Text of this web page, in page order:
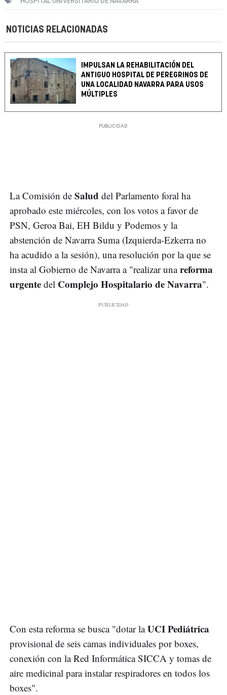
NOTICIAS RELACIONADAS
IMPULSAN LA REHABILITACIÓN DEL
ANTIGUO HOSPITAL DE PEREGRINOS DE
UNA LOCALIDAD NAVARRA PARA USOS
MÚLTIPLES
La Comisión de Salud del Parlamento foral ha
aprobado este miércoles, con los votos a favor de
PSN, Geroa Bai, EH Bildu y Podemos y la
abstención de Navarra Suma (Izquierda-Ezkerra no
ha acudido a la sesión), una resolución por la que se
insta al Gobierno de Navarra a "realizar unareforma
urgente del Complejo Hospitalario de Navarra".
Con esta reforma se busca "dotar laUCI Pediátrica
provisional de seis camas individuales por boxes,
conexión con la Red Informática SICCA y tomas de
aire medicinal para instalar respiradores en todos los
boxes".